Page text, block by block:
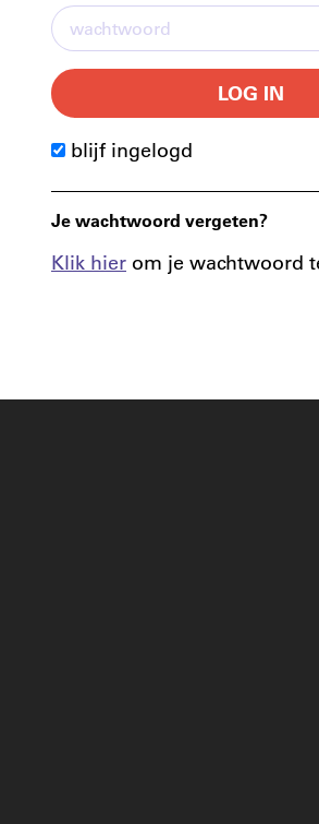
LOG IN
blijf ingelogd
Je wachtwoord vergeten?
Klik hier om je wachtwoord